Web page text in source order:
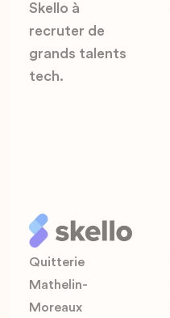
Skello à
recruter de
grands talents
tech.
Quitterie
Mathelin-
Moreaux